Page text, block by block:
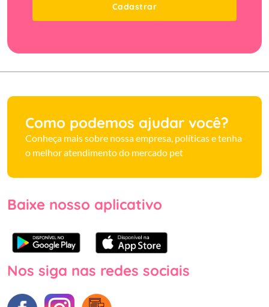
Cadastrar
Como podemos ajudar você?
Conheça mais sobre nossa empresa, políticas e tenha
o melhor atendimento do mercado pet
Baixe nosso aplicativo
Nos siga nas redes sociais